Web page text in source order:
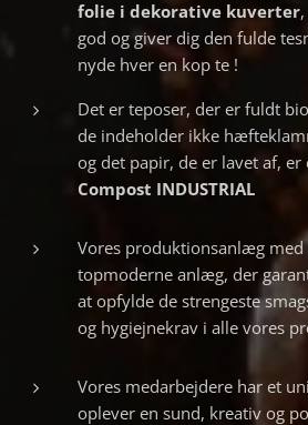
folie i dekorative kuverter
god og giver dig den fulde
nyde hver en kop te !
Det er teposer, der er fuldt
de indeholder ikke
og det papir, de er lavet af, er
Compost INDUSTRIAL
Vores produktionsanlæg med
topmoderne anlæg, der
at opfylde de strengeste
og hygiejnekrav i alle vores
Vores medarbejdere har et
oplever en sund, kreativ og